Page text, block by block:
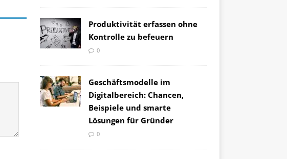
Produktivität erfassen ohne
Kontrolle zu befeuern
0
Geschäftsmodelle im
Digitalbereich: Chancen,
Beispiele und smarte
Lösungen für Gründer
0